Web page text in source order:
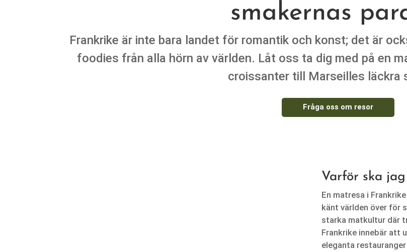
smakernas
Frankrike är inte bara landet för romantik och konst; det är
foodies från alla hörn av världen. Låt oss ta dig med på en
croissanter till Marseilles läckra
Fråga oss om resor
Varför ska
En matresa i
känt världen över för
starka matkultur där
Frankrike innebär att
eleganta